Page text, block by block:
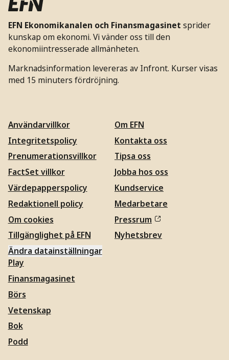
EFN Ekonomikanalen och Finansmagasinet sprider
kunskap om ekonomi. Vi vänder oss till den
ekonomiintresserade allmänheten.
Marknadsinformation levereras av Infront. Kurser visas
med 15 minuters fördröjning.
Användarvillkor
Integritetspolicy
Prenumerationsvillkor
FactSet villkor
Värdepapperspolicy
Redaktionell policy
Om cookies
Tillgänglighet på EFN
Ändra datainställningar
Om EFN
Kontakta oss
Tipsa oss
Jobba hos oss
Kundservice
Medarbetare
Pressrum
Nyhetsbrev
Play
Finansmagasinet
Börs
Vetenskap
Bok
Podd